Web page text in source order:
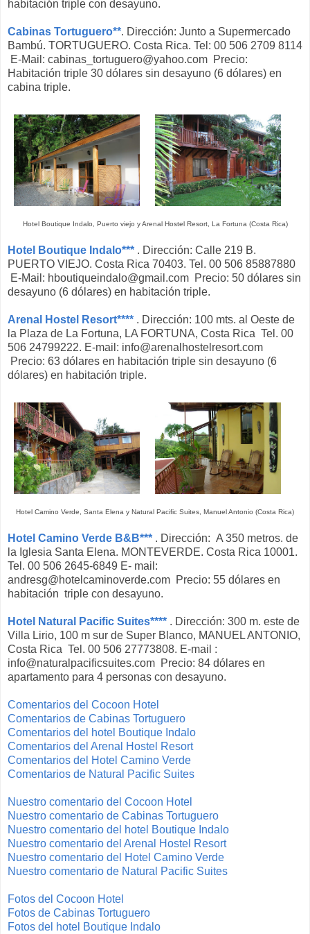
habitación triple con desayuno.
Cabinas Tortuguero**. Dirección: Junto a Supermercado
Bambú. TORTUGUERO. Costa Rica. Tel: 00 506 2709 8114
E-Mail: cabinas_tortuguero@yahoo.com Precio:
Habitación triple 30 dólares sin desayuno (6 dólares) en
cabina triple.
Hotel Boutique Indalo, Puerto viejo y Arenal Hostel Resort, La Fortuna (Costa Rica)
Hotel Boutique Indalo*** . Dirección: Calle 219 B.
PUERTO VIEJO. Costa Rica 70403. Tel. 00 506 85887880
E-Mail: hboutiqueindalo@gmail.com Precio: 50 dólares sin
desayuno (6 dólares) en habitación triple.
Arenal Hostel Resort**** . Dirección: 100 mts. al Oeste de
la Plaza de La Fortuna, LA FORTUNA, Costa Rica Tel. 00
506 24799222. E-mail: info@arenalhostelresort.com
Precio: 63 dólares en habitación triple sin desayuno (6
dólares) en habitación triple.
Hotel Camino Verde, Santa Elena y Natural Pacific Suites, Manuel Antonio (Costa Rica)
Hotel Camino Verde B&B*** . Dirección: A 350 metros. de
la Iglesia Santa Elena. MONTEVERDE. Costa Rica 10001.
Tel. 00 506 2645-6849 E- mail:
andresg@hotelcaminoverde.com Precio: 55 dólares en
habitación triple con desayuno.
Hotel Natural Pacific Suites**** . Dirección: 300 m. este de
Villa Lirio, 100 m sur de Super Blanco, MANUEL ANTONIO,
Costa Rica Tel. 00 506 27773808. E-mail :
info@naturalpacificsuites.com Precio: 84 dólares en
apartamento para 4 personas con desayuno.
Comentarios del Cocoon Hotel
Comentarios de Cabinas Tortuguero
Comentarios del hotel Boutique Indalo
Comentarios del Arenal Hostel Resort
Comentarios del Hotel Camino Verde
Comentarios de Natural Pacific Suites
Nuestro comentario del Cocoon Hotel
Nuestro comentario de Cabinas Tortuguero
Nuestro comentario del hotel Boutique Indalo
Nuestro comentario del Arenal Hostel Resort
Nuestro comentario del Hotel Camino Verde
Nuestro comentario de Natural Pacific Suites
Fotos del Cocoon Hotel
Fotos de Cabinas Tortuguero
Fotos del hotel Boutique Indalo